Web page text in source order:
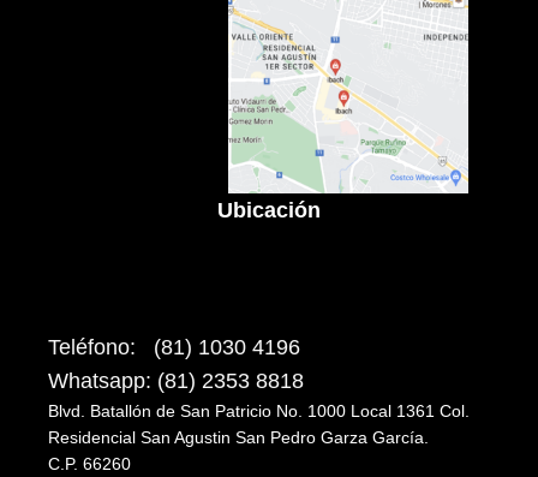
Ubicación
Teléfono: (81) 1030 4196
Whatsapp: (81) 2353 8818
Blvd. Batallón de San Patricio No. 1000 Local 1361 Col.
Residencial San Agustin San Pedro Garza García.
C.P. 66260